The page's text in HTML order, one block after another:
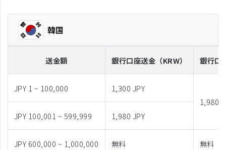
韓国
送金額 銀行口座送金 （KRW） 銀行口
JPY 1 ~ 100,000
1,300 JPY
1,980
JPY 100,001 ~ 599,999
1,980 JPY
JPY 600,000 ~ 1,000,000 無料 無料